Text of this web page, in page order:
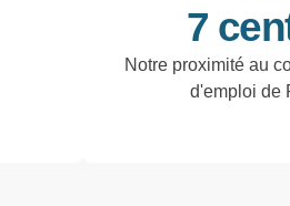
7
Notre proximité au
d'emploi de